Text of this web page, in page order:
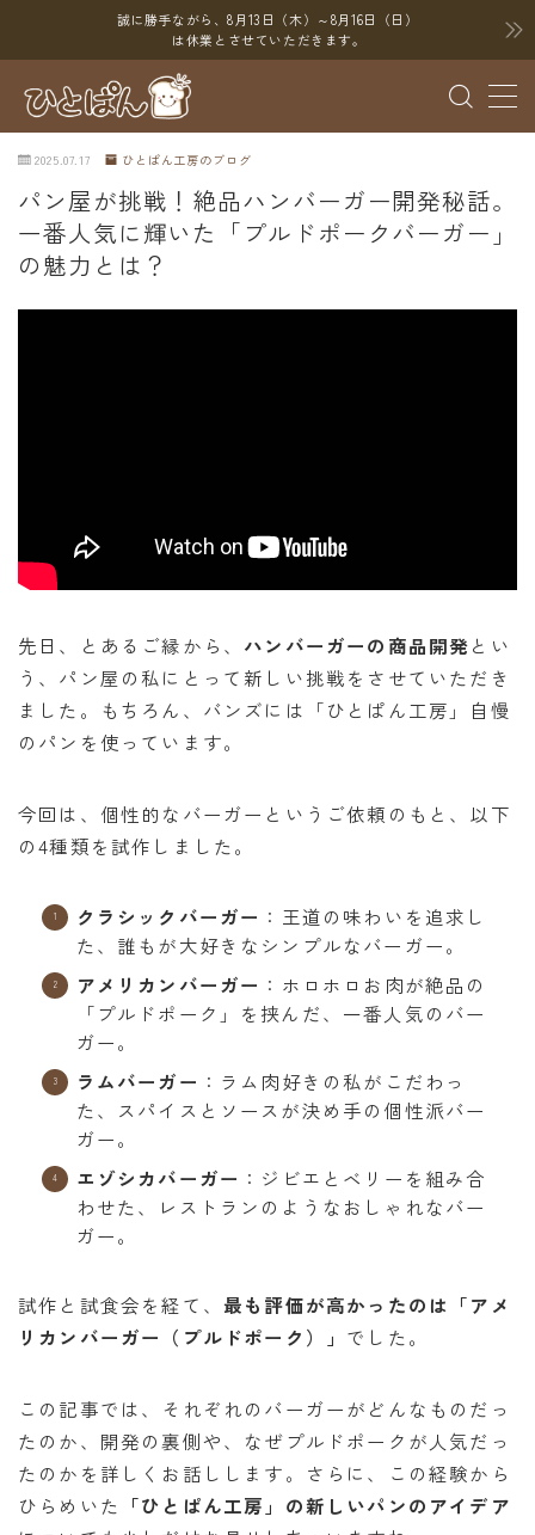
誠に勝手ながら、8月13日（木）～8月16日（日）
は休業とさせていただきます。
MENU
ブログ
SNS
YouTube
オンラインショップ
求人
お問い合わせ
2025.07.17 ひとぱん工房のブログ
パン屋が挑戦！絶品ハンバーガー開発秘話。
一番人気に輝いた「プルドポークバーガー」
の魅力とは？
先日、とあるご縁から、 ハンバーガーの商品開発とい
う、パン屋の私にとって新しい挑戦をさせていただき
ました。もちろん、バンズには「ひとぱん工房」自慢
のパンを使っています。
今回は、個性的なバーガーというご依頼のもと、以下
の4種類を試作しました。
クラシックバーガー ：王道の味わいを追求し
た、誰もが大好きなシンプルなバーガー。
アメリカンバーガー ：ホロホロお肉が絶品の
「プルドポーク」を挟んだ、一番人気のバー
ガー。
ラムバーガー ：ラム肉好きの私がこだわっ
た、スパイスとソースが決め手の個性派バー
ガー。
エゾシカバーガー ：ジビエとベリーを組み合
わせた、レストランのようなおしゃれなバー
ガー。
試作と試食会を経て、 最も評価が高かったのは「アメ
リカンバーガー（プルドポーク）」 でした。
この記事では、それぞれのバーガーがどんなものだっ
たのか、開発の裏側や、なぜプルドポークが人気だっ
たのかを詳しくお話しします。さらに、この経験から
ひらめいた
「ひとぱん工房」の新しいパンのアイデア